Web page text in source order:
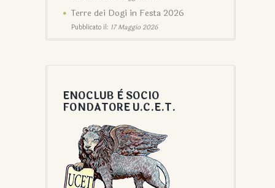
Terre dei Dogi in Festa 2026
Pubblicato il: 17 Maggio 2026
ENOCLUB È SOCIO
FONDATORE U.C.E.T.